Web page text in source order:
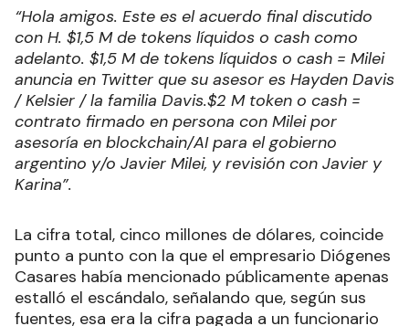
“Hola amigos. Este es el acuerdo final discutido
con H. $1,5 M de tokens líquidos o cash como
adelanto. $1,5 M de tokens líquidos o cash = Milei
anuncia en Twitter que su asesor es Hayden Davis
/ Kelsier / la familia Davis.$2 M token o cash =
contrato firmado en persona con Milei por
asesoría en blockchain/AI para el gobierno
argentino y/o Javier Milei, y revisión con Javier y
Karina”.
La cifra total, cinco millones de dólares, coincide
punto a punto con la que el empresario Diógenes
Casares había mencionado públicamente apenas
estalló el escándalo, señalando que, según sus
fuentes, esa era la cifra pagada a un funcionario